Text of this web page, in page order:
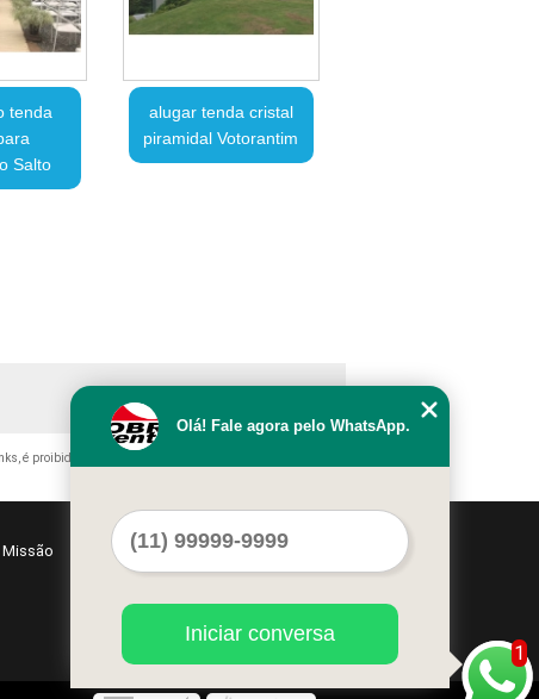
tenda
Salto
alugar tenda cristal
piramidal Votorantim
é proibida sem a autorização do autor. Crime de violação de
Missão Serviços Contato Mapa do site
1
Olá! Fale agora pelo WhatsApp.
Iniciar conversa